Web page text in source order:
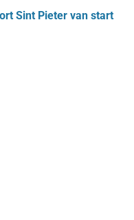
Sint Pieter van start